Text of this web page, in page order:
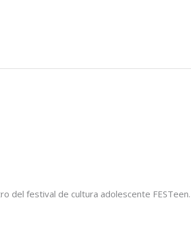
del festival de cultura adolescente